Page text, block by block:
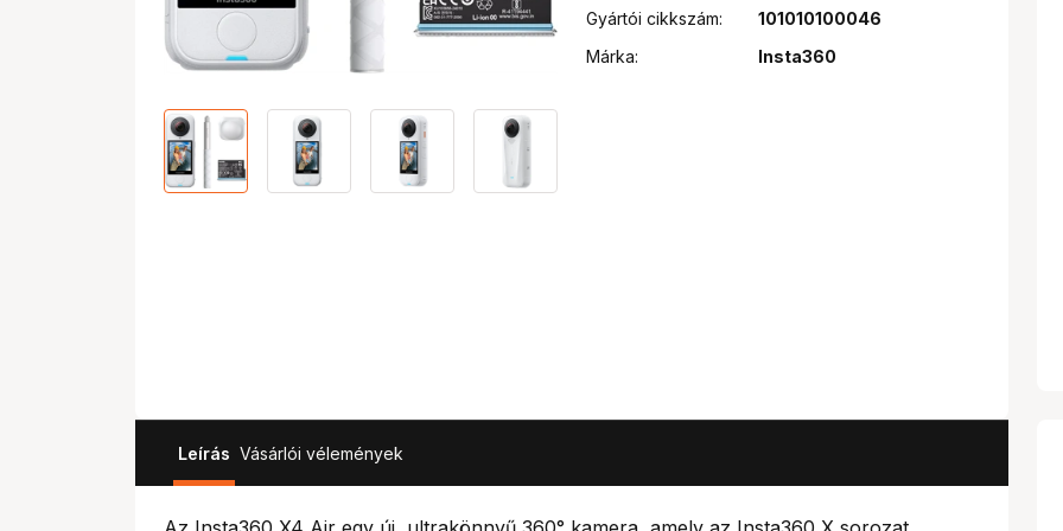
Gyártói cikkszám:
101010100046
Márka:
Insta360
Leírás Vásárlói vélemények